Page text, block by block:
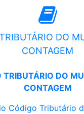
DO
CONTAGEM
TRIBUTÁRIO DO
CONTAGEM
Código Tributário